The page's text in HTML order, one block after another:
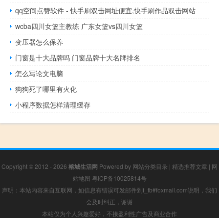
qq空间点赞软件 - 快手刷双击网址便宜,快手刷作品双击网站
wcba四川女篮主教练 广东女篮vs四川女篮
变压器怎么保养
门窗是十大品牌吗 门窗品牌十大名牌排名
怎么写论文电脑
狗狗死了哪里有火化
小程序数据怎样清理缓存
Copyright © 2012 - 2026 榕城生活网 Powered by 网站分类目录 | 精选推荐文章 | 网
站地图 粤ICP备10025814号
声明：本站内容来自互联网，如信息有错误可发邮件到f_fb#foxmail.com说明，我们
会及时纠正，谢谢
本站仅为个人兴趣爱好，不接盈利性广告及商业合作